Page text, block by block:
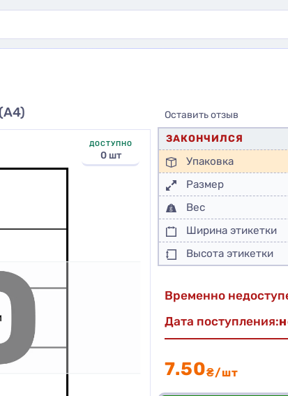
ДОСТУПНО
0 шт
Временно
Дата поступления:
7.50₴/шт
Оставить отзыв
ЗАКОНЧИЛСЯ
Упаковка
Размер
Вес
Ширина этикетки
Высота этикетки